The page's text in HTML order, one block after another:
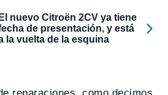
El nuevo Citroën 2CV ya tiene
de presentación, y está
la vuelta de la esquina